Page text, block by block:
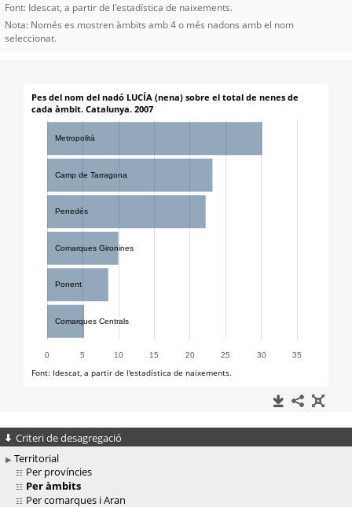
Font: Idescat, a partir de l'estadística de naixements.
Nota: Només es mostren àmbits amb 4 o més nadons amb el nom
seleccionat.
Criteri de desagregació
Territorial
Per províncies
Per àmbits
Per comarques i Aran